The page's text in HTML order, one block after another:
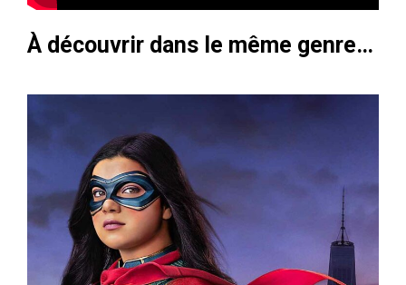
À découvrir dans le même genre…